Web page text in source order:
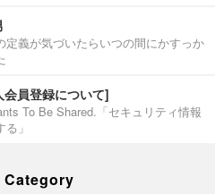
定義が気づいたらいつの間にかすっか
員登録について]
To Be Shared.「セキュリティ情報
」
Category